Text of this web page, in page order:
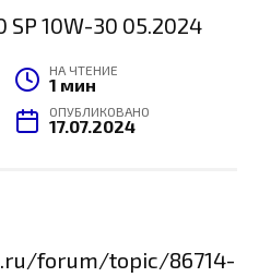
НА ЧТЕНИЕ
1 мин
ОПУБЛИКОВАНО
17.07.2024
forum/topic/86714-